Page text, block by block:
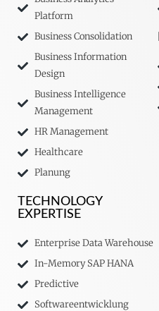
Platform
Business Consolidation
Business Information
Design
Business Intelligence
Management
HR Management
Healthcare
Planung
TECHNOLOGY
EXPERTISE
Enterprise Data Warehouse
In-Memory SAP HANA
Predictive
Softwareentwicklung